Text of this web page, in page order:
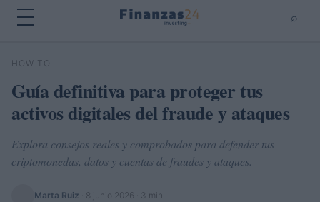
⌕
Buscar
HOW TO
Guía definitiva para proteger tus
activos digitales del fraude y ataques
Explora consejos reales y comprobados para defender tus
criptomonedas, datos y cuentas de fraudes y ataques.
Marta Ruiz 8 junio 2026 · 3 min